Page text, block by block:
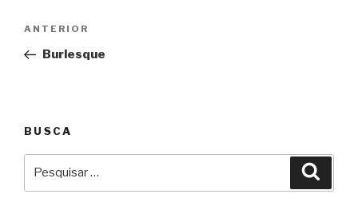
Post
Anterior
ANTERIOR
Burlesque
BUSCA